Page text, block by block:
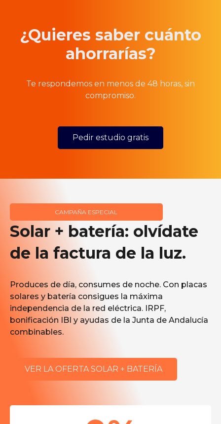
¿Quieres saber cuánto
ahorrarías?
Te respondemos en menos de 48 horas, sin
compromiso.
Pedir estudio gratis
CAMPAÑA ESPECIAL
Solar + batería: olvídate
de la factura de la luz.
Produces de día, consumes de noche. Con placas
solares y batería consigues la máxima
independencia de la red eléctrica. IRPF,
bonificación IBI y ayudas de la Junta de Andalucía
combinables.
VER LA OFERTA SOLAR + BATERÍA